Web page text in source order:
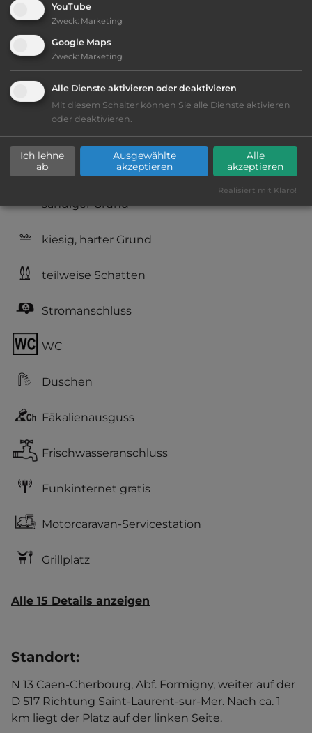
Ausstattung:
bis 10,- Euro
Lage: schön
Reservierung nicht möglich
sandiger Grund
kiesig, harter Grund
teilweise Schatten
Stromanschluss
WC
Duschen
Fäkalienausguss
Frischwasseranschluss
Funkinternet gratis
Motorcaravan-Servicestation
Grillplatz
Alle 15 Details anzeigen
Standort:
N 13 Caen-Cherbourg, Abf. Formigny, weiter auf der
D 517 Richtung Saint-Laurent-sur-Mer. Nach ca. 1
km liegt der Platz auf der linken Seite.
YouTube
Zweck: Marketing
Google Maps
Zweck: Marketing
Alle Dienste aktivieren oder deaktivieren
Mit diesem Schalter können Sie alle Dienste aktivieren
oder deaktivieren.
Ich lehne
ab
Ausgewählte
akzeptieren
Alle
akzeptieren
Realisiert mit Klaro!